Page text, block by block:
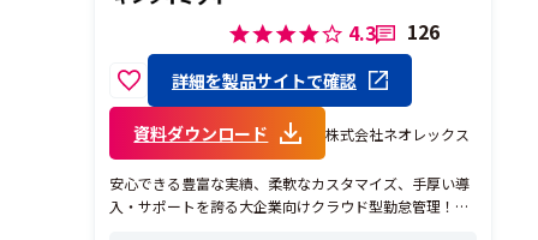
4.3 126
詳細を製品サイトで確認
資料ダウンロード 株式会社ネオレックス
安心できる豊富な実績、柔軟なカスタマイズ、手厚い導
入・サポートを誇る大企業向けクラウド型勤怠管理！